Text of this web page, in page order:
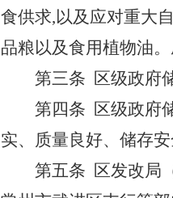
食供求,以及应对重大
品粮以及食用植物油
第三条 区级政府
第四条 区级政府
实、质量良好、储存安
第五条 区发改局